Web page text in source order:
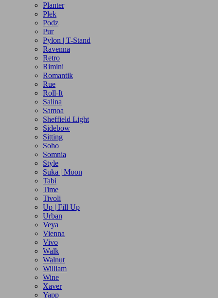
Planter
Plek
Podz
Pur
Pylon | T-Stand
Ravenna
Retro
Rimini
Romantik
Rue
Roll-It
Salina
Samoa
Sheffield Light
Sidebow
Sitting
Soho
Somnia
Style
Suka | Moon
Tabi
Time
Tivoli
Up | Fill Up
Urban
Veya
Vienna
Vivo
Walk
Walnut
William
Wine
Xaver
Yapp